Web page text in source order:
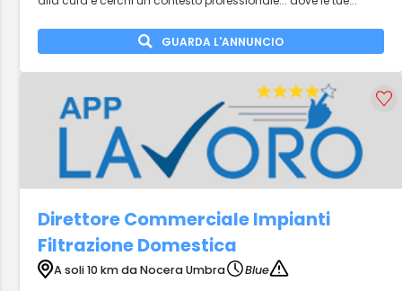
GUARDA L'ANNUNCIO
Direttore Commerciale Impianti
Filtrazione Domestica
A soli 10 km da Nocera Umbra
Blue